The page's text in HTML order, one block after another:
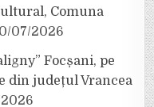
Comuna
07/2026
Focșani, pe
din județul Vrancea